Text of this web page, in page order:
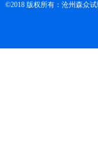
©2018 版权所有：沧州森众